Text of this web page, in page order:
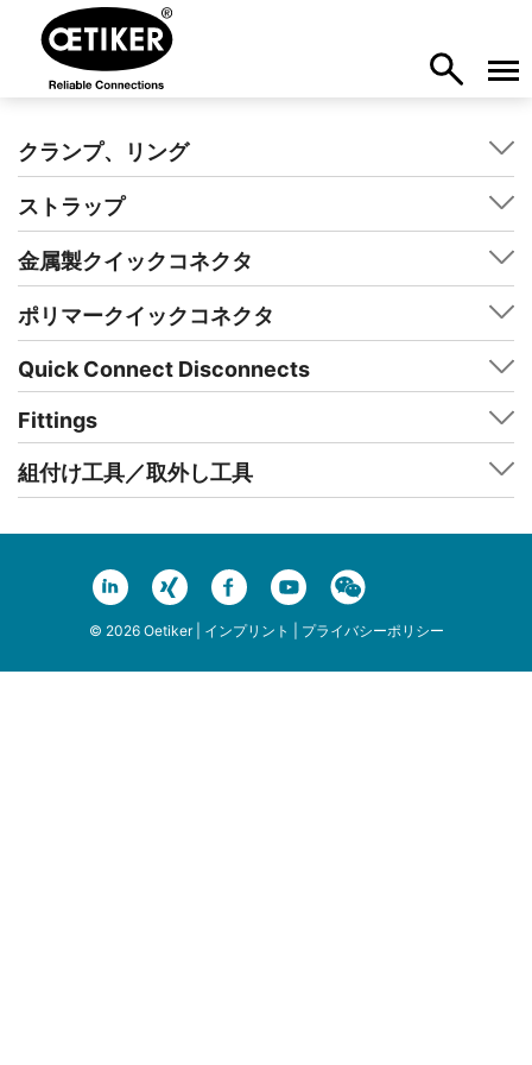
クランプ、リング
ストラップ
金属製クイックコネクタ
ポリマークイックコネクタ
Quick Connect Disconnects
Fittings
組付け工具／取外し工具
© 2026 Oetiker | インプリント プライバシーポリシー